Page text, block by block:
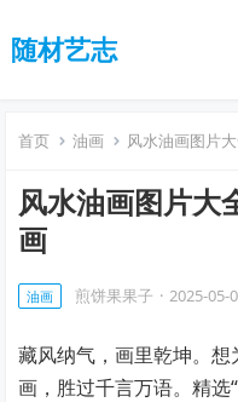
随材艺志
首页 油画 风水油画图片
风水油画图片大
画
油画 煎饼果果子 · 2025-05-
藏风纳气，画里乾坤。
画，胜过千言万语。精选